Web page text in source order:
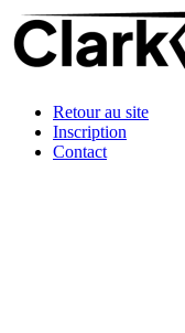
Retour au site
Inscription
Contact